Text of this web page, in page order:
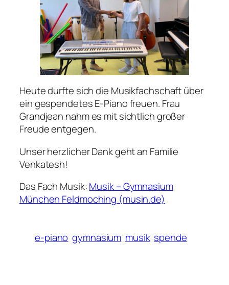
Heute durfte sich die Musikfachschaft über
ein gespendetes E-Piano freuen. Frau
Grandjean nahm es mit sichtlich großer
Freude entgegen.
Unser herzlicher Dank geht an Familie
Venkatesh!
Das Fach Musik:Musik – Gymnasium
München Feldmoching (musin.de)
e-piano gymnasium musik spende